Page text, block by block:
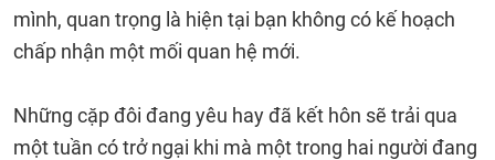
mình, quan trọng là hiện tại bạn không có kế hoạch
chấp nhận một mối quan hệ mới.
Những cặp đôi đang yêu hay đã kết hôn sẽ trải qua
một tuần có trở ngại khi mà một trong hai người đang